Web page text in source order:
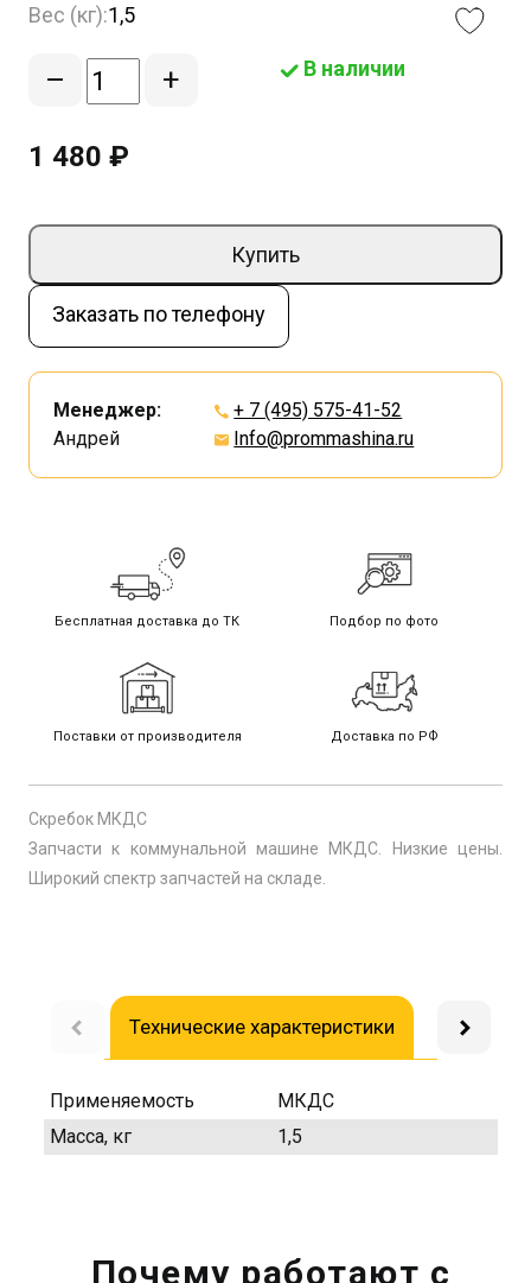
Вес (кг):1,5
– + В наличии
1 480 ₽
Купить
Заказать по телефону
Менеджер:
Андрей
+ 7 (495) 575-41-52
Info@prommashina.ru
Бесплатная доставка до ТК Подбор по фото
Поставки от производителя Доставка по РФ
Скребок МКДС
Запчасти к коммунальной машине МКДС. Низкие цены.
Широкий спектр запчастей на складе.
Технические характеристики
Применяемость
МКДС
Масса, кг
1,5
Почему работают с